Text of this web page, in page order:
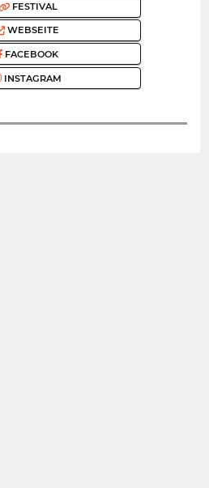
FESTIVAL
WEBSEITE
FACEBOOK
INSTAGRAM